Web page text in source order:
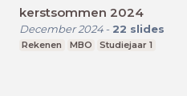
kerstsommen 2024
December 2024- 22 slides
Rekenen MBO Studiejaar 1